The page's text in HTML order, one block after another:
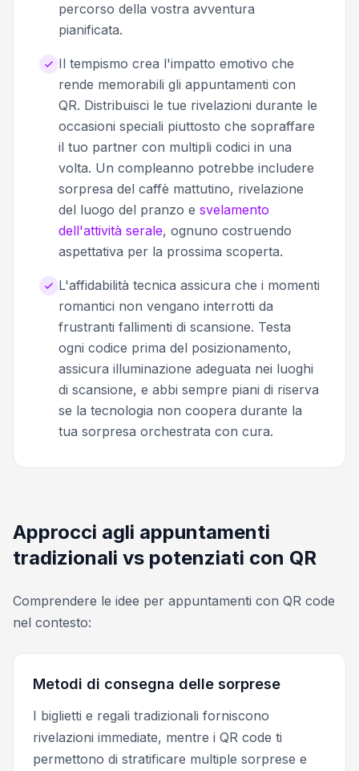
percorso della vostra avventura
pianificata.
Il tempismo crea l'impatto emotivo che
rende memorabili gli appuntamenti con
QR. Distribuisci le tue rivelazioni durante le
occasioni speciali piuttosto che sopraffare
il tuo partner con multipli codici in una
volta. Un compleanno potrebbe includere
sorpresa del caffè mattutino, rivelazione
del luogo del pranzo e svelamento
dell'attività serale, ognuno costruendo
aspettativa per la prossima scoperta.
L'affidabilità tecnica assicura che i momenti
romantici non vengano interrotti da
frustranti fallimenti di scansione. Testa
ogni codice prima del posizionamento,
assicura illuminazione adeguata nei luoghi
di scansione, e abbi sempre piani di riserva
se la tecnologia non coopera durante la
tua sorpresa orchestrata con cura.
Approcci agli appuntamenti
tradizionali vs potenziati con QR
Comprendere le idee per appuntamenti con QR code
nel contesto:
Metodi di consegna delle sorprese
I biglietti e regali tradizionali forniscono
rivelazioni immediate, mentre i QR code ti
permettono di stratificare multiple sorprese e